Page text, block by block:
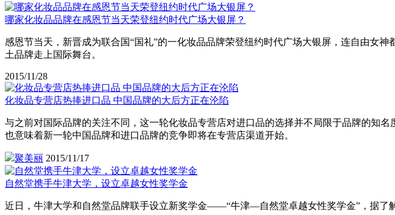
哪家化妆品品牌在感恩节当天荣登纽约时代广场大银屏？
感恩节当天，新晋成为联合国“国礼”的一化妆品品牌荣登纽约时代广场大银屏，连自由女
土品牌走上国际舞台。
2015/11/28
化妆品专营店热捧进口品 中国品牌的大后方正在沦陷
与之前对国际品牌的关注不同，这一轮化妆品专营店对进口品的选择并不局限于品牌的知
也意味着新一轮中国品牌和进口品牌的竞争即将在专营店渠道开始。
聚美丽 2015/11/17
自然堂携手牛津大学，设立卓越女性奖学金
近日，牛津大学和自然堂品牌联手设立新奖学金——“牛津—自然堂卓越女性奖学金”，据了